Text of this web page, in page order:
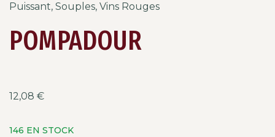
Puissant, Souples, Vins Rouges
POMPADOUR
12,08 €
146 EN STOCK